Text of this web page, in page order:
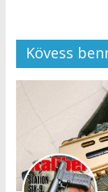
Kövess